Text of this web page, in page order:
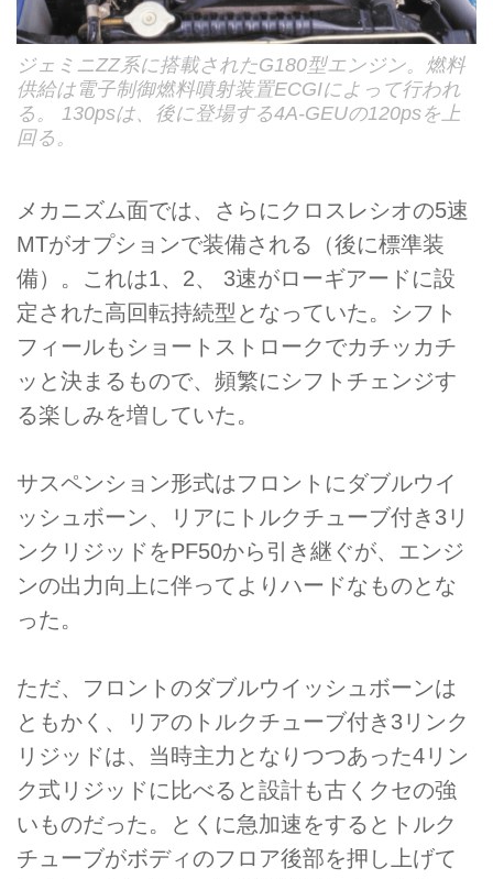
ジェミニZZ系に搭載されたG180型エンジン。燃料
供給は電子制御燃料噴射装置ECGIによって行われ
る。 130psは、後に登場する4A-GEUの120psを上
回る。
メカニズム面では、さらにクロスレシオの5速
MTがオプションで装備される（後に標準装
備）。これは1、2、 3速がローギアードに設
定された高回転持続型となっていた。シフト
フィールもショートストロークでカチッカチ
ッと決まるもので、頻繁にシフトチェンジす
る楽しみを増していた。
サスペンション形式はフロントにダブルウイ
ッシュボーン、リアにトルクチューブ付き3リ
ンクリジッドをPF50から引き継ぐが、エンジ
ンの出力向上に伴ってよりハードなものとな
った。
ただ、フロントのダブルウイッシュボーンは
ともかく、リアのトルクチューブ付き3リンク
リジッドは、当時主力となりつつあった4リン
ク式リジッドに比べると設計も古くクセの強
いものだった。とくに急加速をするとトルク
チューブがボディのフロア後部を押し上げて